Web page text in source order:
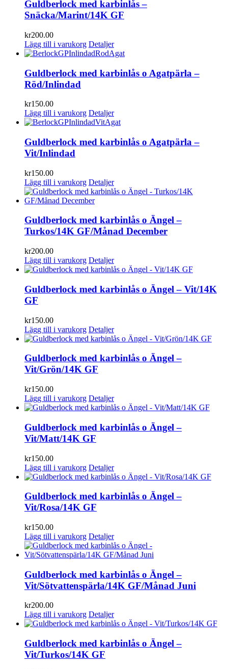
Guldberlock med karbinlås –
Snäcka/Marint/14K GF
kr200.00
Lägg till i varukorg Detaljer
Guldberlock med karbinlås o Agatpärla –
Röd/Inlindad
kr150.00
Lägg till i varukorg Detaljer
Guldberlock med karbinlås o Agatpärla –
Vit/Inlindad
kr150.00
Lägg till i varukorg Detaljer
Guldberlock med karbinlås o Ängel –
Turkos/14K GF/Månad December
kr200.00
Lägg till i varukorg Detaljer
Guldberlock med karbinlås o Ängel – Vit/14K
GF
kr150.00
Lägg till i varukorg Detaljer
Guldberlock med karbinlås o Ängel –
Vit/Grön/14K GF
kr150.00
Lägg till i varukorg Detaljer
Guldberlock med karbinlås o Ängel –
Vit/Matt/14K GF
kr150.00
Lägg till i varukorg Detaljer
Guldberlock med karbinlås o Ängel –
Vit/Rosa/14K GF
kr150.00
Lägg till i varukorg Detaljer
Guldberlock med karbinlås o Ängel –
Vit/Sötvattenspärla/14K GF/Månad Juni
kr200.00
Lägg till i varukorg Detaljer
Guldberlock med karbinlås o Ängel –
Vit/Turkos/14K GF